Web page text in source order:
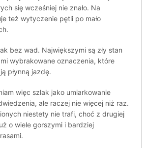
się wcześniej nie znało. Na
też wytyczenie pętli po mało
bez wad. Największymi są zły stan
wybrakowane oznaczenia, które
płynną jazdę.
więc szlak jako umiarkowanie
ale raczej nie więcej niż raz.
niestety nie trafi, choć z drugiej
o wiele gorszymi i bardziej